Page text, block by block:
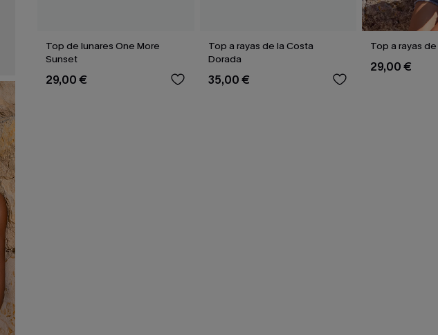
Top de lunares One More
Sunset
29,00 €
Top a rayas de la Costa
Dorada
35,00 €
Top a rayas
29,00 €